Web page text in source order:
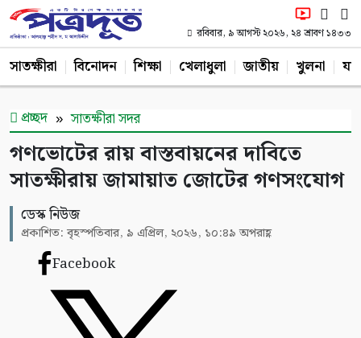
রবিবার, ৯ আগস্ট ২০২৬, ২৪ শ্রাবণ ১৪৩৩
সাতক্ষীরা বিনোদন শিক্ষা খেলাধুলা জাতীয় খুলনা
প্রচ্ছদ সাতক্ষীরা সদর
গণভোটের রায় বাস্তবায়নের দাবিতে
সাতক্ষীরায় জামায়াত জোটের গণসংযোগ
ডেস্ক নিউজ
প্রকাশিত: বৃহস্পতিবার, ৯ এপ্রিল, ২০২৬, ১০:৪৯ অপরাহ্ণ
Facebook